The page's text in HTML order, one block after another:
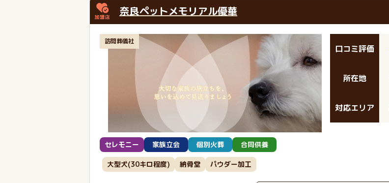
奈良ペットメモリアル優華
訪問葬儀社
口コミ評価
所在地
対応エリア
セレモニー 家族立会 個別火葬 合同供養
大型犬(30キロ程度) 納骨堂 パウダー加工